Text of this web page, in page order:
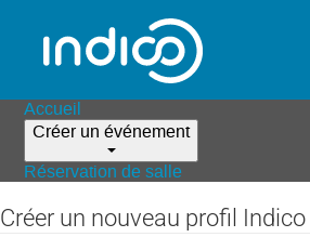
Accueil
Créer un événement
Réservation de salle
Créer un nouveau profil Indico